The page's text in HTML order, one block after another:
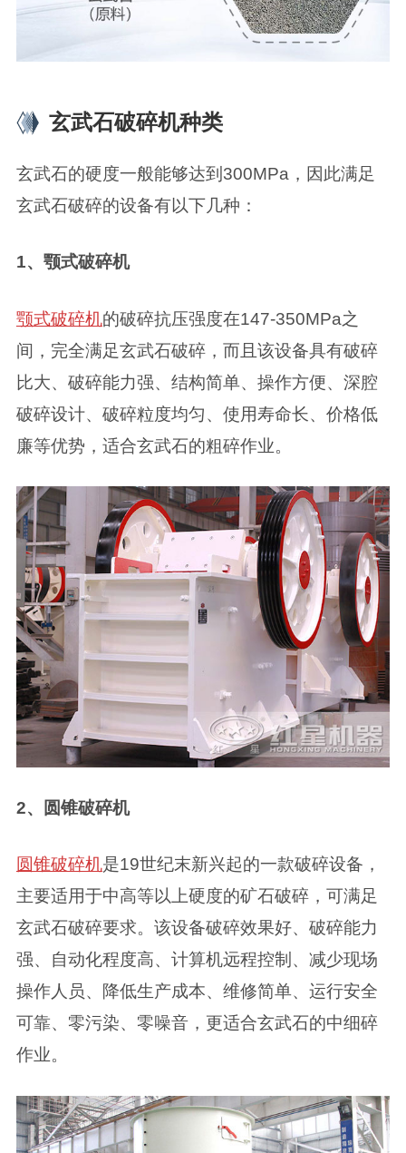
玄武石破碎机种类
玄武石的硬度一般能够达到300MPa，因此满足
玄武石破碎的设备有以下几种：
1、颚式破碎机
颚式破碎机的破碎抗压强度在147-350MPa之
间，完全满足玄武石破碎，而且该设备具有破碎
比大、破碎能力强、结构简单、操作方便、深腔
破碎设计、破碎粒度均匀、使用寿命长、价格低
廉等优势，适合玄武石的粗碎作业。
2、圆锥破碎机
圆锥破碎机是19世纪末新兴起的一款破碎设备，
主要适用于中高等以上硬度的矿石破碎，可满足
玄武石破碎要求。该设备破碎效果好、破碎能力
强、自动化程度高、计算机远程控制、减少现场
操作人员、降低生产成本、维修简单、运行安全
可靠、零污染、零噪音，更适合玄武石的中细碎
作业。